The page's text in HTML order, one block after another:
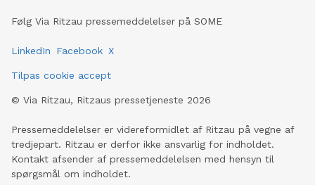
Følg Via Ritzau pressemeddelelser på SOME
LinkedIn Facebook X
Tilpas cookie accept
© Via Ritzau, Ritzaus pressetjeneste 2026
Pressemeddelelser er videreformidlet af Ritzau på vegne af
tredjepart. Ritzau er derfor ikke ansvarlig for indholdet.
Kontakt afsender af pressemeddelelsen med hensyn til
spørgsmål om indholdet.